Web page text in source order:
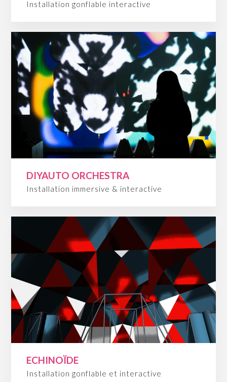
Installation gonflable interactive
DIYAUTO ORCHESTRA
Installation immersive & interactive
ECHINOÏDE
Installation gonflable et interactive